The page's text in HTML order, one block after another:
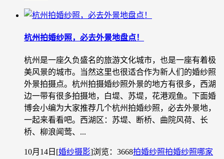
杭州拍婚纱照，必去外景地盘点！
杭州是一座久负盛名的旅游文化城市，也是一座有着极
美风景的城市。当然这里也很适合作为新人们的婚纱照
外景拍摄点。杭州拍摄婚纱照外景的地⽅有很多，西湖
边⼀带有很多拍摄地，⽩堤、苏堤，花港观⻥。下面婚
博会小编为大家推荐几个杭州拍婚纱照，必去外景地，
一起来看看吧。西湖区：苏堤、断桥、曲院风荷、长
桥、柳浪闻莺、...
10月14日 [婚纱摄影]浏览：3668拍婚纱照拍婚纱照哪家